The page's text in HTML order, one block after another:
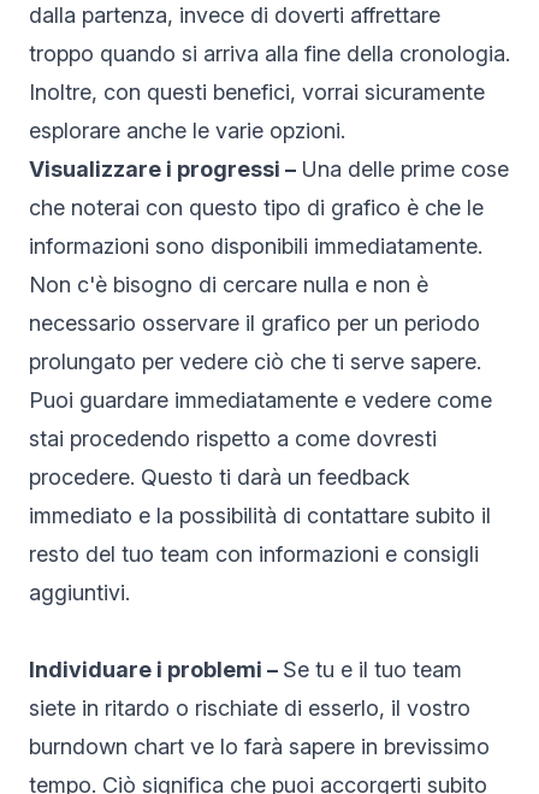
dalla partenza, invece di doverti affrettare
troppo quando si arriva alla fine della cronologia.
Inoltre, con questi benefici, vorrai sicuramente
esplorare anche le varie opzioni.
Visualizzare i progressi – Una delle prime cose
che noterai con questo tipo di grafico è che le
informazioni sono disponibili immediatamente.
Non c'è bisogno di cercare nulla e non è
necessario osservare il grafico per un periodo
prolungato per vedere ciò che ti serve sapere.
Puoi guardare immediatamente e vedere come
stai procedendo rispetto a come dovresti
procedere. Questo ti darà un feedback
immediato e la possibilità di contattare subito il
resto del tuo team con informazioni e consigli
aggiuntivi.
Individuare i problemi – Se tu e il tuo team
siete in ritardo o rischiate di esserlo, il vostro
burndown chart ve lo farà sapere in brevissimo
tempo. Ciò significa che puoi accorgerti subito